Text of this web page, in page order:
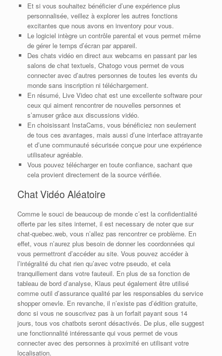
Et si vous souhaitez bénéficier d’une expérience plus
personnalisée, veillez à explorer les autres fonctions
excitantes que nous avons en inventory pour vous.
Le logiciel intègre un contrôle parental et vous permet même
de gérer le temps d’écran par appareil.
Des chats vidéo en direct aux webcams en passant par les
salons de chat textuels, Chatogo vous permet de vous
connecter avec d’autres personnes de toutes les events du
monde sans inscription ni téléchargement.
En résumé, Live Video chat est une excellente software pour
ceux qui aiment rencontrer de nouvelles personnes et
s’amuser grâce aux discussions vidéo.
En choisissant InstaCams, vous bénéficiez non seulement
de tous ces avantages, mais aussi d’une interface attrayante
et d’une communauté sécurisée conçue pour une expérience
utilisateur agréable.
Vous pouvez télécharger en toute confiance, sachant que
cela provient directement de la source vérifiée.
Chat Vidéo Aléatoire
Comme le souci de beaucoup de monde c’est la confidentialité
offerte par les sites internet, il est necessary de noter que sur
chat-quebec.web, vous n’allez pas rencontrer ce problème. En
effet, vous n’aurez plus besoin de donner les coordonnées qui
vous permettront d’accéder au site. Vous pouvez accéder à
l’intégralité du chat rien qu’avec votre pseudo, et cela
tranquillement dans votre fauteuil. En plus de sa fonction de
tableau de bord d’analyse, Klaus peut également être utilisé
comme outil d’assurance qualité par les responsables du service
shopper omevle. En revanche, il n’existe pas d’édition gratuite,
donc si vous ne souscrivez pas à un forfait payant sous 14
jours, tous vos chatbots seront désactivés. De plus, elle suggest
une fonctionnalité intéressante qui vous permet de vous
connecter avec des personnes à proximité en utilisant votre
localisation.